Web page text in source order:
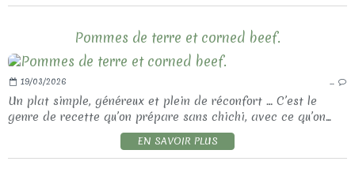
Pommes de terre et corned beef.
19/03/2026 …
Un plat simple, généreux et plein de réconfort … C’est le
genre de recette qu’on prépare sans chichi, avec ce qu’on...
EN SAVOIR PLUS